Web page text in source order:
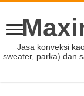
Jasa konveksi
sweater, parka) dan